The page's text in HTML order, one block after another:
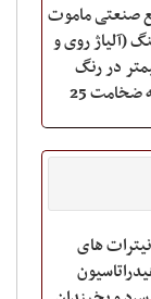
صنعتی ماموت
ورق الوزینگ (آلیاژ روی و
رنگ شده به ضخامت 0/5 میلیمتر در رنگ
های متنوع و از نوع سوپر پلی استر کوره ای به ضخامت 25
های